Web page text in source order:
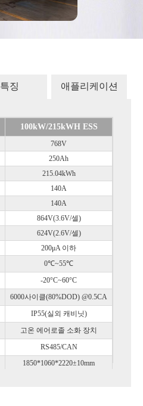
특징 애플리케이션
100kW/215kWH ESS
768V
250Ah
215.04kWh
140A
140A
864V(3.6V/셀)
624V(2.6V/셀)
200μA 이하
0℃~55℃
-20°C~60°C
6000사이클(80%DOD) @0.5CA
IP55(실외 캐비닛)
고온 에어로졸 소화 장치
RS485/CAN
1850*1060*2220±10mm